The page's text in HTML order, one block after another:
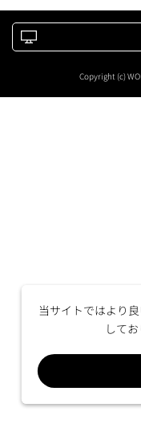
Copyright (c)
当サイトではより
して